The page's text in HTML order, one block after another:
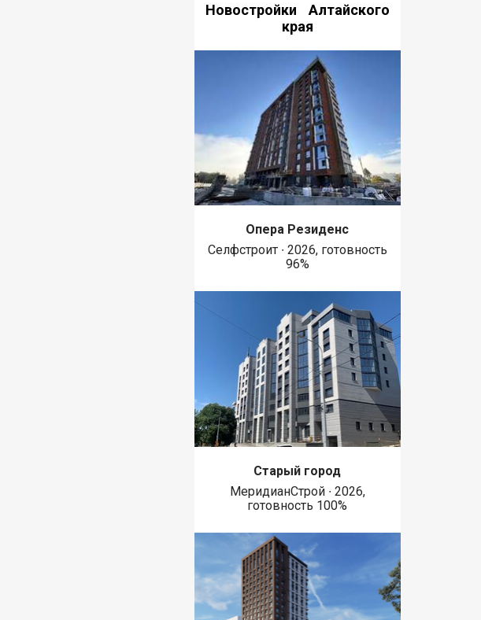
Новостройки Алтайского
края
Опера Резиденс
Селфстроит ∙ 2026, готовность
96%
Старый город
МеридианСтрой ∙ 2026,
готовность 100%